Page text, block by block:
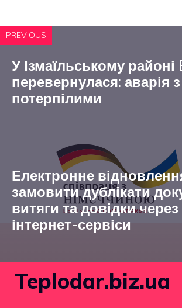
PREVIOUS
У Ізмаїльському районі
перевернулася: аварія з
потерпілими
Електронне
замовити дублікати
витяги та довідки
інтернет-сервіси
Teplodar.biz.ua